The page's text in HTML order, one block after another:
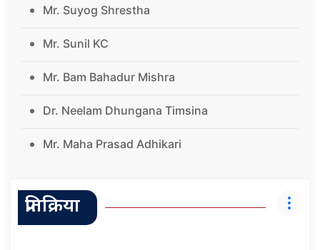
Mr. Suyog Shrestha
Mr. Sunil KC
Mr. Bam Bahadur Mishra
Dr. Neelam Dhungana Timsina
Mr. Maha Prasad Adhikari
प्रतिक्रिया